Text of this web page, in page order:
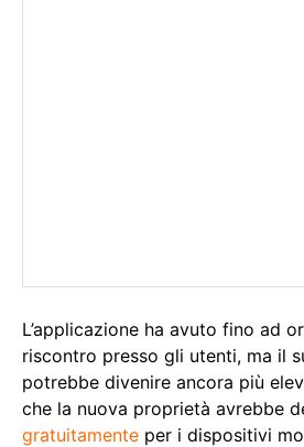
L’applicazione ha avuto fino ad
riscontro presso gli utenti, ma il
potrebbe divenire ancora più
che la nuova proprietà avrebbe
gratuitamente per i dispositivi